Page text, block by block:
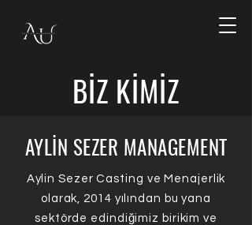
BİZ KİMİZ
AYLİN SEZER MANAGEMENT
Aylin Sezer Casting ve Menajerlik
olarak, 2014 yılından bu yana
sektörde edindiğimiz birikim ve